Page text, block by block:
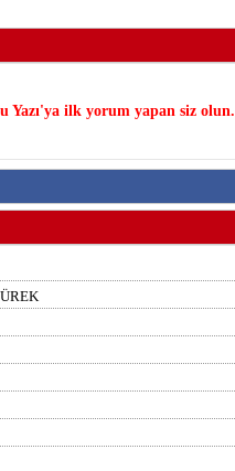
Yazı'ya ilk yorum yapan siz olun.